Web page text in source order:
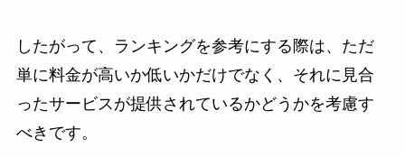
したがって、ランキングを参考にする際は、ただ
単に料金が高いか低いかだけでなく、それに見合
ったサービスが提供されているかどうかを考慮す
べきです。